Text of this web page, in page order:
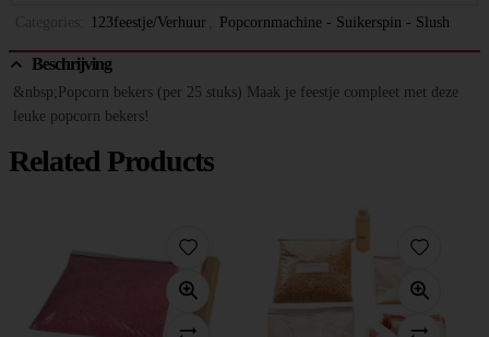
123feestje/Verhuur Popcornmachine - Suikerspin - Slush
Beschrijving
&nbsp;Popcorn bekers (per 25 stuks) Maak je feestje compleet met deze
leuke popcorn bekers!
Related Products